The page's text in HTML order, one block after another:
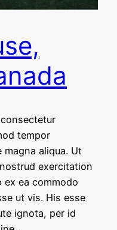
tempor
aliqua. Ut
exercitation
ex ea commodo
ut vis. His esse
ignota, per id